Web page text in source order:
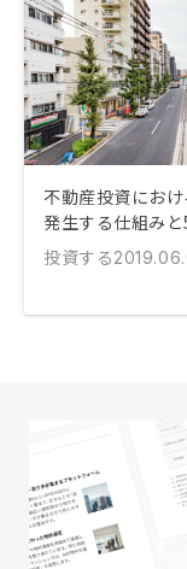
不動産投資にお
発生する仕組み
投資する